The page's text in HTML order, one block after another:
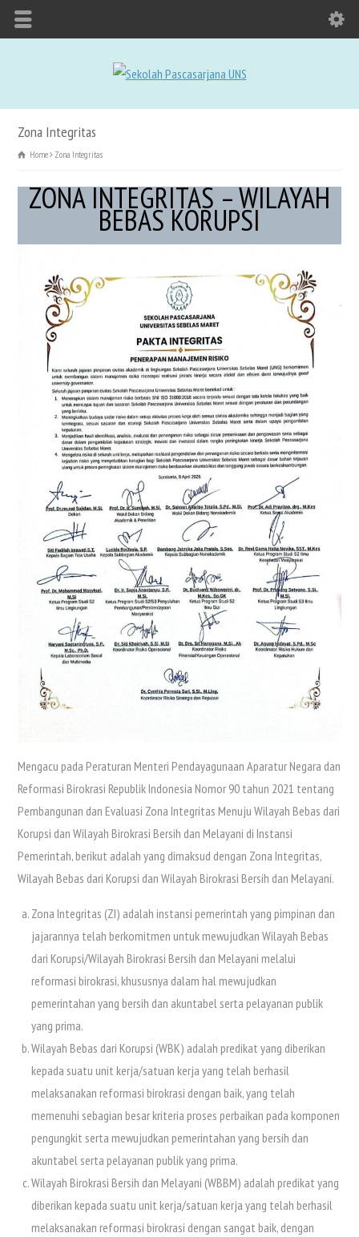
Zona Integritas
Home Zona Integritas
ZONA INTEGRITAS – WILAYAH
BEBAS KORUPSI
Mengacu pada Peraturan Menteri Pendayagunaan Aparatur Negara dan
Reformasi Birokrasi Republik Indonesia Nomor 90 tahun 2021 tentang
Pembangunan dan Evaluasi Zona Integritas Menuju Wilayah Bebas dari
Korupsi dan Wilayah Birokrasi Bersih dan Melayani di Instansi
Pemerintah, berikut adalah yang dimaksud dengan Zona Integritas,
Wilayah Bebas dari Korupsi dan Wilayah Birokrasi Bersih dan Melayani.
Zona Integritas (ZI) adalah instansi pemerintah yang pimpinan dan
jajarannya telah berkomitmen untuk mewujudkan Wilayah Bebas
dari Korupsi/Wilayah Birokrasi Bersih dan Melayani melalui
reformasi birokrasi, khususnya dalam hal mewujudkan
pemerintahan yang bersih dan akuntabel serta pelayanan publik
yang prima.
Wilayah Bebas dari Korupsi (WBK) adalah predikat yang diberikan
kepada suatu unit kerja/satuan kerja yang telah berhasil
melaksanakan reformasi birokrasi dengan baik, yang telah
memenuhi sebagian besar kriteria proses perbaikan pada komponen
pengungkit serta mewujudkan pemerintahan yang bersih dan
akuntabel serta pelayanan publik yang prima.
Wilayah Birokrasi Bersih dan Melayani (WBBM) adalah predikat yang
diberikan kepada suatu unit kerja/satuan kerja yang telah berhasil
melaksanakan reformasi birokrasi dengan sangat baik, dengan